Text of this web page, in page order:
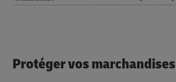
Protéger vos marchandises